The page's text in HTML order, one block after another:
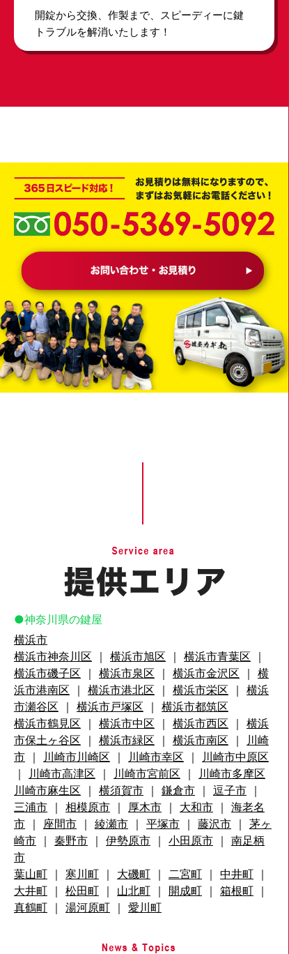
開錠から交換、作製まで、スピーディーに鍵
トラブルを解消いたします！
神奈川県の鍵屋
横浜市
横浜市神奈川区 ｜ 横浜市旭区 ｜ 横浜市青葉区 ｜
横浜市磯子区 ｜ 横浜市泉区 ｜ 横浜市金沢区 ｜ 横
浜市港南区 ｜ 横浜市港北区 ｜ 横浜市栄区 ｜ 横浜
市瀬谷区 ｜ 横浜市戸塚区 ｜ 横浜市都筑区
横浜市鶴見区 ｜ 横浜市中区 ｜ 横浜市西区 ｜ 横浜
市保土ヶ谷区 ｜ 横浜市緑区 ｜ 横浜市南区 ｜ 川崎
市 ｜ 川崎市川崎区 ｜ 川崎市幸区 ｜ 川崎市中原区
｜ 川崎市高津区 ｜ 川崎市宮前区 ｜ 川崎市多摩区
川崎市麻生区 ｜ 横須賀市 ｜ 鎌倉市 ｜ 逗子市 ｜
三浦市 ｜ 相模原市 ｜ 厚木市 ｜ 大和市 ｜ 海老名
市 ｜ 座間市 ｜ 綾瀬市 ｜ 平塚市 ｜ 藤沢市 ｜ 茅ヶ
崎市 ｜ 秦野市 ｜ 伊勢原市 ｜ 小田原市 ｜ 南足柄
市
葉山町 ｜ 寒川町 ｜ 大磯町 ｜ 二宮町 ｜ 中井町 ｜
大井町 ｜ 松田町 ｜ 山北町 ｜ 開成町 ｜ 箱根町 ｜
真鶴町 ｜ 湯河原町 ｜ 愛川町